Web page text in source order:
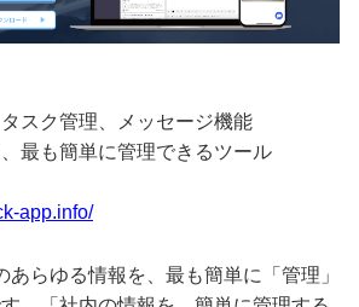
スク管理、メッセージ機能
最も簡単に管理できるツール
app.info/
あらゆる情報を、最も簡単に「管理」